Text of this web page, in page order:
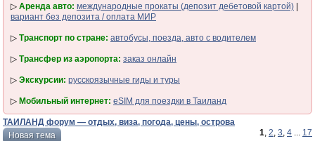
▷ Аренда авто: международные прокаты (депозит дебетовой картой)
вариант без депозита / оплата МИР
▷ Транспорт по стране: автобусы, поезда, авто с водителем
▷ Трансфер из аэропорта: заказ онлайн
▷ Экскурсии: русскоязычные гиды и туры
▷ Мобильный интернет: eSIM для поездки в Таиланд
ТАИЛАНД форум — отдых, виза, погода, цены, острова
Новая тема
1, 2, 3, 4 ... 17